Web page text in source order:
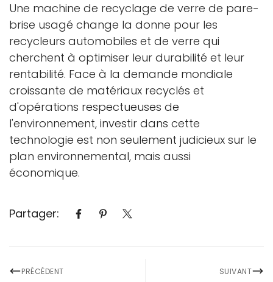
Une machine de recyclage de verre de pare-
brise usagé change la donne pour les
recycleurs automobiles et de verre qui
cherchent à optimiser leur durabilité et leur
rentabilité. Face à la demande mondiale
croissante de matériaux recyclés et
d'opérations respectueuses de
l'environnement, investir dans cette
technologie est non seulement judicieux sur le
plan environnemental, mais aussi
économique.
Partager:
PRÉCÉDENT SUIVANT